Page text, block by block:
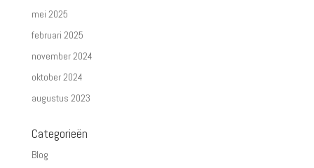
mei 2025
februari 2025
november 2024
oktober 2024
augustus 2023
Categorieën
Blog